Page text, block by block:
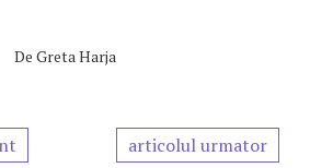
De Greta Harja
articolul urmator